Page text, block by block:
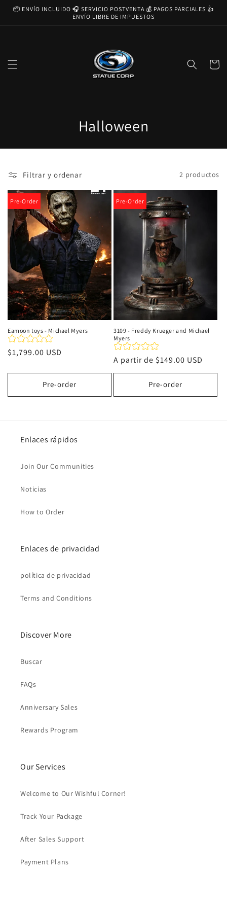
directamente
📦 ENVÍO INCLUIDO 🎧 SERVICIO POSTVENTA 💰 PAGOS PARCIALES 👍
ENVÍO LIBRE DE IMPUESTOS
Carrito
C
o
e
c
c
i
ó
n
:
Halloween
Filtrar y ordenar 2 productos
Pre-Order
Eamoon toys - Michael Myers
Precio
$1,799.00 USD
Pre-order
Pre-Order
3109 - Freddy Krueger and Michael
Myers
Precio
habitual
A partir de $149.00 USD
Pre-order
Enlaces rápidos
Join Our Communities
Noticias
How to Order
Enlaces de privacidad
política de privacidad
Terms and Conditions
Discover More
Buscar
FAQs
Anniversary Sales
Rewards Program
Our Services
Welcome to Our Wishful Corner!
Track Your Package
After Sales Support
Payment Plans